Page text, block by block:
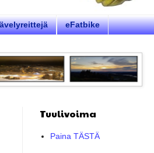
eFatbike
Tuulivoima
Paina TÄSTÄ